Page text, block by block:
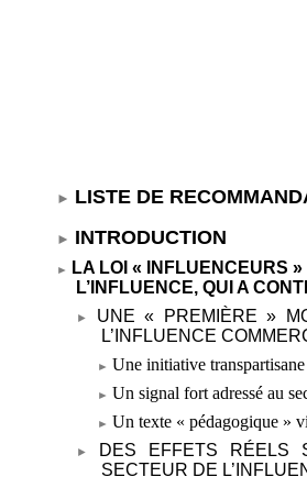
LISTE DE
INTRODUCTION
LA LOI « INFLUENCEURS »
L’INFLUENCE, QUI A
UNE «
PREMIÈRE »
L’INFLUENCE
Une initiative
Un signal fort adressé au
Un texte « pédagogique »
DES EFFETS RÉELS
SECTEUR DE